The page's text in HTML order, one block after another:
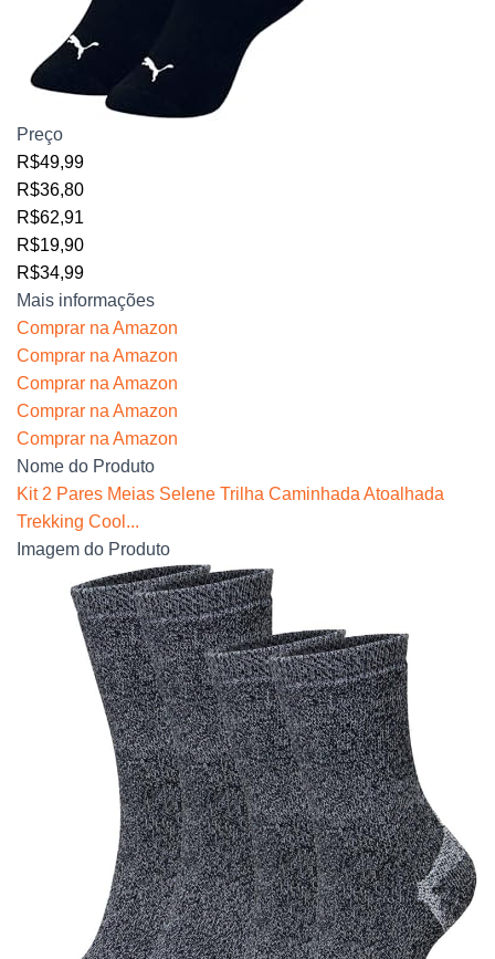
Preço
R$49,99
R$36,80
R$62,91
R$19,90
R$34,99
Mais informações
Comprar na Amazon
Comprar na Amazon
Comprar na Amazon
Comprar na Amazon
Comprar na Amazon
Nome do Produto
Kit 2 Pares Meias Selene Trilha Caminhada Atoalhada
Trekking Cool...
Imagem do Produto